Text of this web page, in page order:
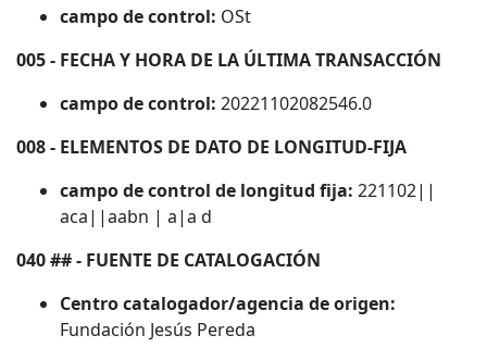
campo de control: OSt
005 - FECHA Y HORA DE LA ÚLTIMA TRANSACCIÓN
campo de control: 20221102082546.0
008 - ELEMENTOS DE DATO DE LONGITUD-FIJA
campo de control de longitud fija: 221102||
aca||aabn | a|a d
040 ## - FUENTE DE CATALOGACIÓN
Centro catalogador/agencia de origen:
Fundación Jesús Pereda